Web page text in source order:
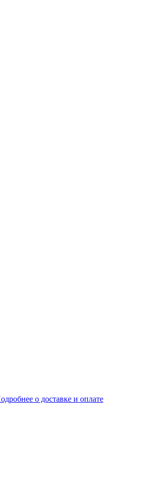
о доставке и оплате